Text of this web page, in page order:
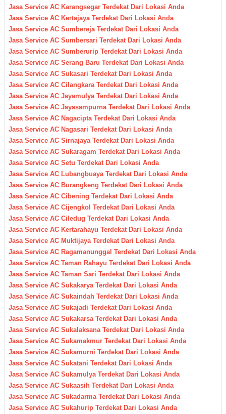
Jasa Service AC Karangsegar Terdekat Dari Lokasi Anda
Jasa Service AC Kertajaya Terdekat Dari Lokasi Anda
Jasa Service AC Sumbereja Terdekat Dari Lokasi Anda
Jasa Service AC Sumbersari Terdekat Dari Lokasi Anda
Jasa Service AC Sumberurip Terdekat Dari Lokasi Anda
Jasa Service AC Serang Baru Terdekat Dari Lokasi Anda
Jasa Service AC Sukasari Terdekat Dari Lokasi Anda
Jasa Service AC Cilangkara Terdekat Dari Lokasi Anda
Jasa Service AC Jayamulya Terdekat Dari Lokasi Anda
Jasa Service AC Jayasampurna Terdekat Dari Lokasi Anda
Jasa Service AC Nagacipta Terdekat Dari Lokasi Anda
Jasa Service AC Nagasari Terdekat Dari Lokasi Anda
Jasa Service AC Sirnajaya Terdekat Dari Lokasi Anda
Jasa Service AC Sukaragam Terdekat Dari Lokasi Anda
Jasa Service AC Setu Terdekat Dari Lokasi Anda
Jasa Service AC Lubangbuaya Terdekat Dari Lokasi Anda
Jasa Service AC Burangkeng Terdekat Dari Lokasi Anda
Jasa Service AC Cibening Terdekat Dari Lokasi Anda
Jasa Service AC Cijengkol Terdekat Dari Lokasi Anda
Jasa Service AC Ciledug Terdekat Dari Lokasi Anda
Jasa Service AC Kertarahayu Terdekat Dari Lokasi Anda
Jasa Service AC Muktijaya Terdekat Dari Lokasi Anda
Jasa Service AC Ragamanunggal Terdekat Dari Lokasi Anda
Jasa Service AC Taman Rahayu Terdekat Dari Lokasi Anda
Jasa Service AC Taman Sari Terdekat Dari Lokasi Anda
Jasa Service AC Sukakarya Terdekat Dari Lokasi Anda
Jasa Service AC Sukaindah Terdekat Dari Lokasi Anda
Jasa Service AC Sukajadi Terdekat Dari Lokasi Anda
Jasa Service AC Sukakarsa Terdekat Dari Lokasi Anda
Jasa Service AC Sukalaksana Terdekat Dari Lokasi Anda
Jasa Service AC Sukamakmur Terdekat Dari Lokasi Anda
Jasa Service AC Sukamurni Terdekat Dari Lokasi Anda
Jasa Service AC Sukatani Terdekat Dari Lokasi Anda
Jasa Service AC Sukamulya Terdekat Dari Lokasi Anda
Jasa Service AC Sukaasih Terdekat Dari Lokasi Anda
Jasa Service AC Sukadarma Terdekat Dari Lokasi Anda
Jasa Service AC Sukahurip Terdekat Dari Lokasi Anda